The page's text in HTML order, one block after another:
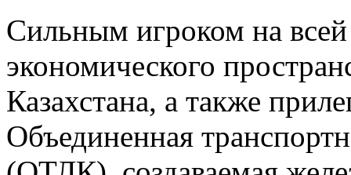
Сильным игроком на
экономического
Казахстана, а также
Объединенная